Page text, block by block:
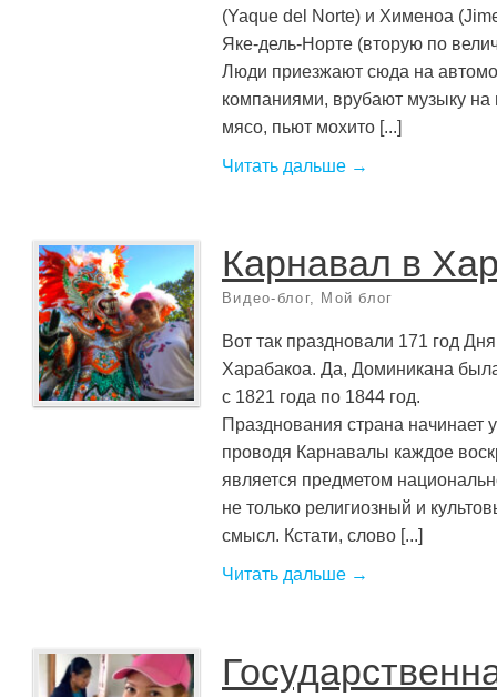
(Yaque del Norte) и Хименоа
Яке-дель-Норте (вторую по
Люди приезжают сюда на
компаниями, врубают музыку на
мясо, пьют мохито [...]
Читать дальше →
Карнавал в
Видео-блог, Мой блог
Вот так праздновали 171 год
Харабакоа. Да, Доминикана
с 1821 года по 1844 год.
Празднования страна начинает
проводя Карнавалы каждое
является предметом
не только религиозный и
смысл. Кстати, слово [...]
Читать дальше →